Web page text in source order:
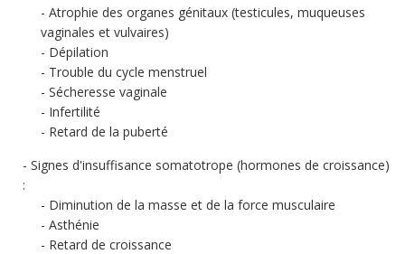
Atrophie des organes génitaux (testicules, muqueuses
vaginales et vulvaires)
Dépilation
Trouble du cycle menstruel
Sécheresse vaginale
Infertilité
Retard de la puberté
Signes d'insuffisance somatotrope (hormones de croissance)
:
Diminution de la masse et de la force musculaire
Asthénie
Retard de croissance